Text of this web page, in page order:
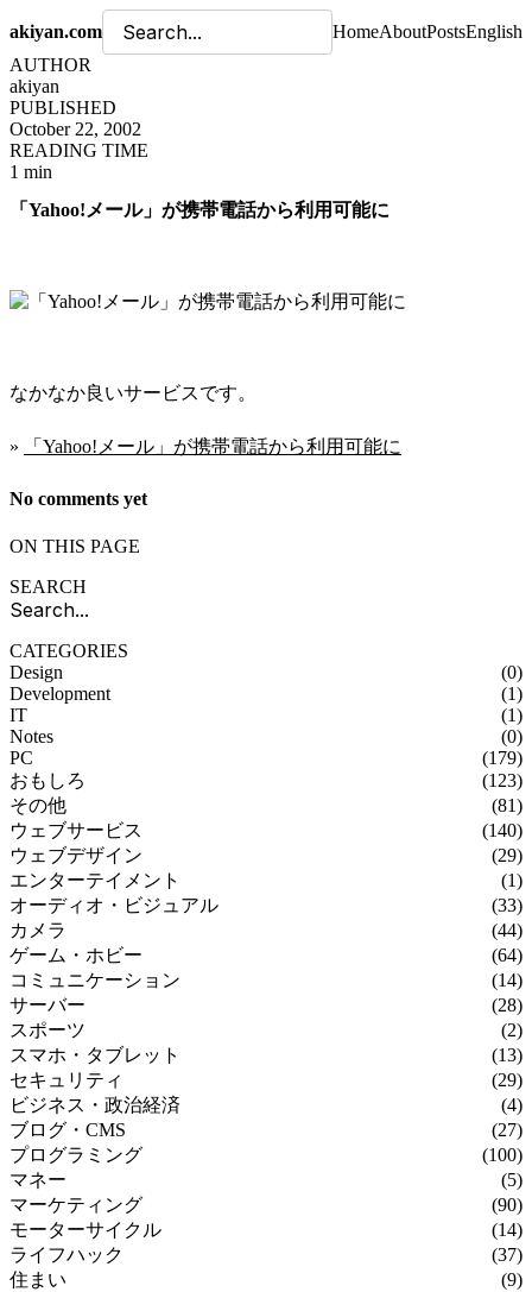
akiyan.com HomeAboutPostsEnglish
AUTHOR
akiyan
PUBLISHED
October 22, 2002
READING TIME
1 min
「Yahoo!メール」が携帯電話から利用可能に
なかなか良いサービスです。
» 「Yahoo!メール」が携帯電話から利用可能に
No comments yet
ON THIS PAGE
SEARCH
CATEGORIES
Design
(0)
Development
(1)
IT
(1)
Notes
(0)
PC
(179)
おもしろ
(123)
その他
(81)
ウェブサービス
(140)
ウェブデザイン
(29)
エンターテイメント
(1)
オーディオ・ビジュアル
(33)
カメラ
(44)
ゲーム・ホビー
(64)
コミュニケーション
(14)
サーバー
(28)
スポーツ
(2)
スマホ・タブレット
(13)
セキュリティ
(29)
ビジネス・政治経済
(4)
ブログ・CMS
(27)
プログラミング
(100)
マネー
(5)
マーケティング
(90)
モーターサイクル
(14)
ライフハック
(37)
住まい
(9)